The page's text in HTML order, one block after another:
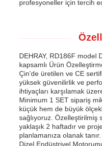
profesyoneller için tercih
DEHRAY, RD186F model
kapsamlı Ürün
Çin'de üretilen ve CE
yüksek güvenilirlik ve
ihtiyaçları karşılamak
Minimum 1 SET sipariş
küçük hem de büyük
sağlıyoruz. Özelleştirilmiş
yaklaşık 2 haftadır ve
planlamanıza olanak tanır.
Dizel Endüstriyel